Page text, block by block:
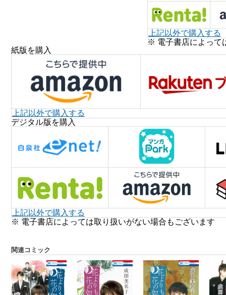
上記以外で購入する
※ 電子書店によって
紙版を購入
上記以外で購入する
デジタル版を購入
上記以外で購入する
※ 電子書店によっては取り扱いがない場合もございます
関連コミック